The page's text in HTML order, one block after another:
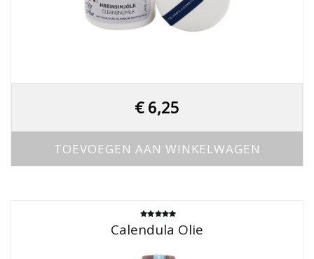
€6,25
TOEVOEGEN AAN WINKELWAGEN
Gewaardeerd
5.00
Calendula Olie